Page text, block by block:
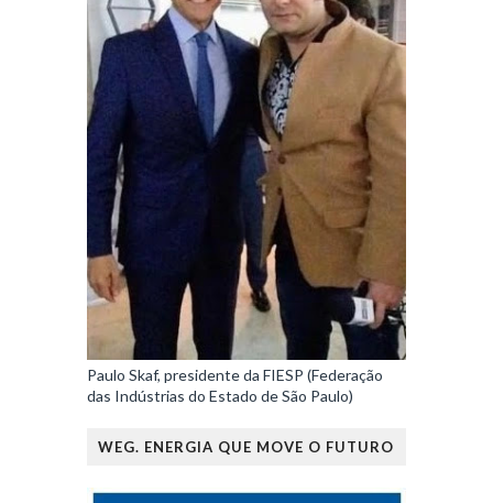
Paulo Skaf, presidente da FIESP (Federação
das Indústrias do Estado de São Paulo)
WEG. ENERGIA QUE MOVE O FUTURO